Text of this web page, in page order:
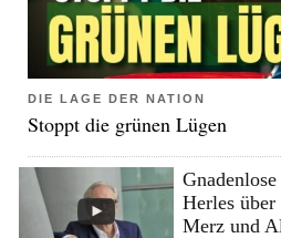
DIE LAGE DER NATION
Stoppt die grünen Lügen
Herles über
Merz und